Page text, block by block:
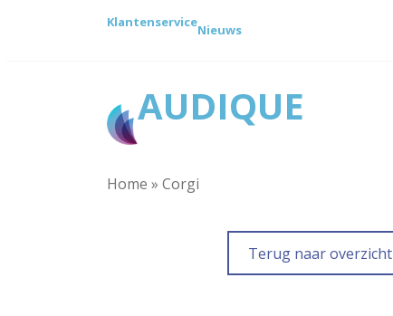
Klantenservice
Nieuws
AUDIQUE
Home » Corgi
Terug naar overzicht